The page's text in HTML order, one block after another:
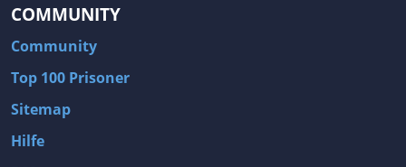
COMMUNITY
Community
Top 100 Prisoner
Sitemap
Hilfe